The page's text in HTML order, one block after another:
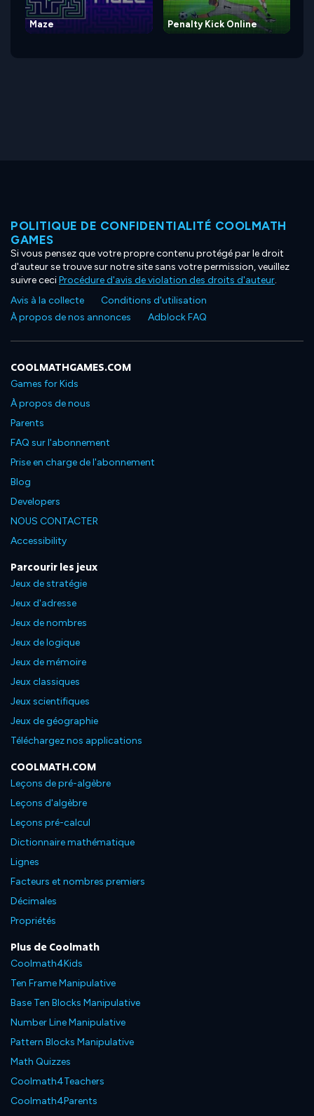
Maze Penalty Kick Online
POLITIQUE DE CONFIDENTIALITÉ COOLMATH
GAMES
Si vous pensez que votre propre contenu protégé par le droit
d'auteur se trouve sur notre site sans votre permission, veuillez
suivre ceciProcédure d'avis de violation des droits d'auteur.
Avis à la collecte
Conditions d'utilisation
À propos de nos annonces
Adblock FAQ
COOLMATHGAMES.COM
Games for Kids
À propos de nous
Parents
FAQ sur l'abonnement
Prise en charge de l'abonnement
Blog
Developers
NOUS CONTACTER
Accessibility
Parcourir les jeux
Jeux de stratégie
Jeux d'adresse
Jeux de nombres
Jeux de logique
Jeux de mémoire
Jeux classiques
Jeux scientifiques
Jeux de géographie
Téléchargez nos applications
COOLMATH.COM
Leçons de pré-algèbre
Leçons d'algèbre
Leçons pré-calcul
Dictionnaire mathématique
Lignes
Facteurs et nombres premiers
Décimales
Propriétés
Plus de Coolmath
Coolmath4Kids
Ten Frame Manipulative
Base Ten Blocks Manipulative
Number Line Manipulative
Pattern Blocks Manipulative
Math Quizzes
Coolmath4Teachers
Coolmath4Parents